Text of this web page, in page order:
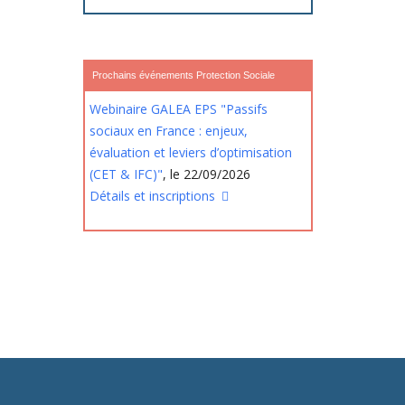
Prochains événements Protection Sociale
Webinaire GALEA EPS "Passifs
sociaux en France : enjeux,
évaluation et leviers d’optimisation
(CET & IFC)", le 22/09/2026
Détails et inscriptions